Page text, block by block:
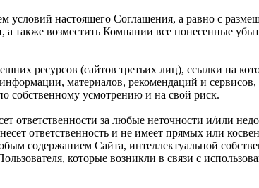
настоящего Соглашения, а равно с
а также возместить Компании все понесенные
ресурсов (сайтов третьих лиц), ссылки на
информации, материалов, рекомендаций и
собственному усмотрению и на свой риск.
ответственности за любые неточности и/или
ответственность и не имеет прямых или
содержанием Сайта, интеллектуальной
которые возникли в связи с